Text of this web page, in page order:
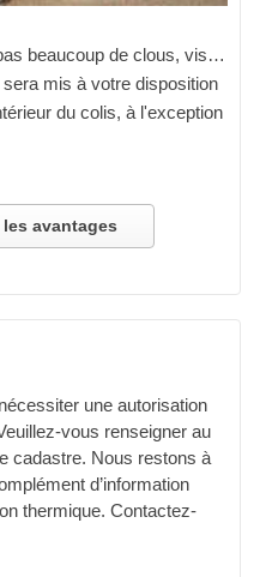
beaucoup de clous, vis…
mis à votre disposition
du colis, à l'exception
avantages
une autorisation
vous renseigner au
cadastre. Nous restons à
d’information
thermique. Contactez-